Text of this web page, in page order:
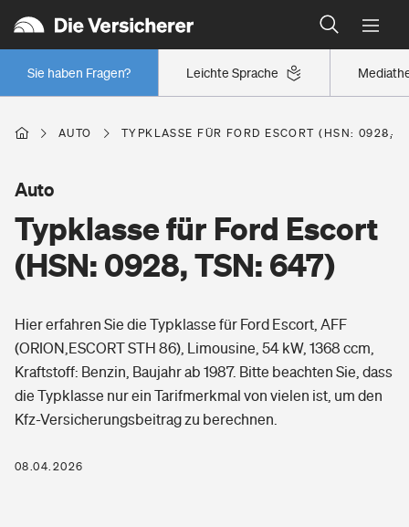
Leichte Sprache
Sie haben Fragen?
Wer versichert was: Jetzt Versicherer finden
Regionalklassen: So ist Ihre Region eingestuft
Wer versichert was: Jetzt Versicherer finden
Berufsunfähigkeitsversicherung
Erwerbsunfähigkeitsversicherung
Grundfähigkeitsversicherung
Arbeitsrechtsschutz
Berufshaftpflichtversicherung
Zur Übersicht
Wohnen
Elementarversicherung
Freizeit
Pri­vate Haft­pflicht­
Gesundheit
Private Krankenversicherung
AUTO TYPKLASSE FÜR FORD ESCORT (HSN: 0928,
Typklasse für Ford Escort
(HSN: 0928, TSN: 647)
Auto
Hier erfahren Sie die Typklasse für Ford Escort, AFF
(ORION,ESCORT STH 86), Limousine, 54 kW, 1368 ccm,
Kraftstoff: Benzin, Baujahr ab 1987. Bitte beachten Sie, dass
die Typklasse nur ein Tarifmerkmal von vielen ist, um den
Kfz-Versicherungsbeitrag zu berechnen.
08.04.2026